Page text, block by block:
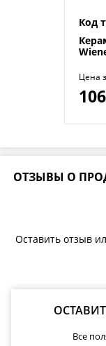
Код
Цена
ОТЗЫВЫ О
Оставить отзыв
Все